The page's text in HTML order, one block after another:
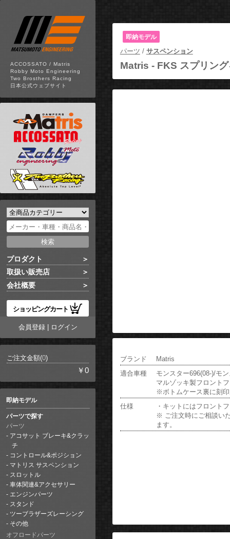
ACCOSSATO / Matris
Robby Moto Engineering
Two Brosthers Racing
日本公式ウェブサイト
プロダクト
取扱い販売店
会社概要
ショッピングカート
会員登録| ログイン
ご注文金額(0)
￥0
即納モデル
パーツで探す
パーツ
アコサット ブレーキ&クラッ
チ
コントロール&ポジション
マトリス サスペンション
スロットル
車体関連&アクセサリー
エンジンパーツ
スタンド
ツーブラザーズレーシング
その他
オフロードパーツ
即納モデル
パーツ / サスペンション
Matris - FKS スプリン
ブランド
Matris
適合車種
モンスター696(08-)/モ
マルゾッキ製フロント
※ボトムケース裏に刻
仕様
・キットにはフロント
※ ご注文時にご相談い
ます。